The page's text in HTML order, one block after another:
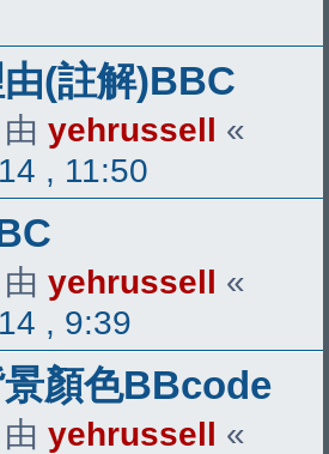
(註解)BBC
yehrussell «
, 11:50
yehrussell «
, 9:39
顏色BBcode
yehrussell «